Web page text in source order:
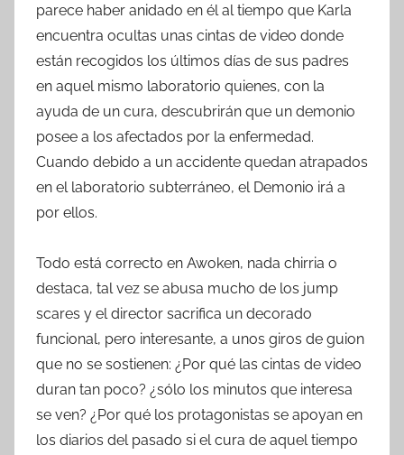
parece haber anidado en él al tiempo que Karla
encuentra ocultas unas cintas de video donde
están recogidos los últimos días de sus padres
en aquel mismo laboratorio quienes, con la
ayuda de un cura, descubrirán que un demonio
posee a los afectados por la enfermedad.
Cuando debido a un accidente quedan atrapados
en el laboratorio subterráneo, el Demonio irá a
por ellos.
Todo está correcto en Awoken, nada chirria o
destaca, tal vez se abusa mucho de los jump
scares y el director sacrifica un decorado
funcional, pero interesante, a unos giros de guion
que no se sostienen: ¿Por qué las cintas de video
duran tan poco? ¿sólo los minutos que interesa
se ven? ¿Por qué los protagonistas se apoyan en
los diarios del pasado si el cura de aquel tiempo